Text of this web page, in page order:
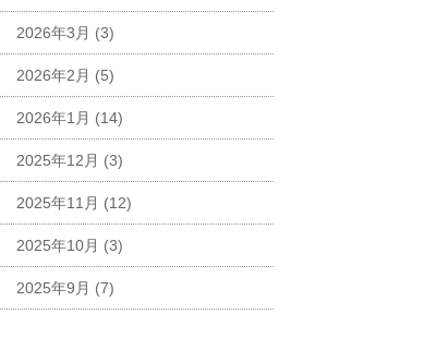
2026年3月 (3)
2026年2月 (5)
2026年1月 (14)
2025年12月 (3)
2025年11月 (12)
2025年10月 (3)
2025年9月 (7)